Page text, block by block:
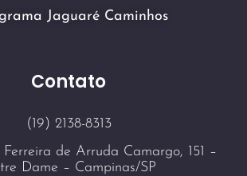
Contato
(19) 2138-8313
de Arruda Camargo, 151 –
Dame – Campinas/SP
Jaguaré Caminhos